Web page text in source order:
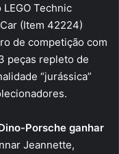
Technic
(Item 42224)
de competição com
peças repleto de
“jurássica”
Porsche ganhar
Jeannette,